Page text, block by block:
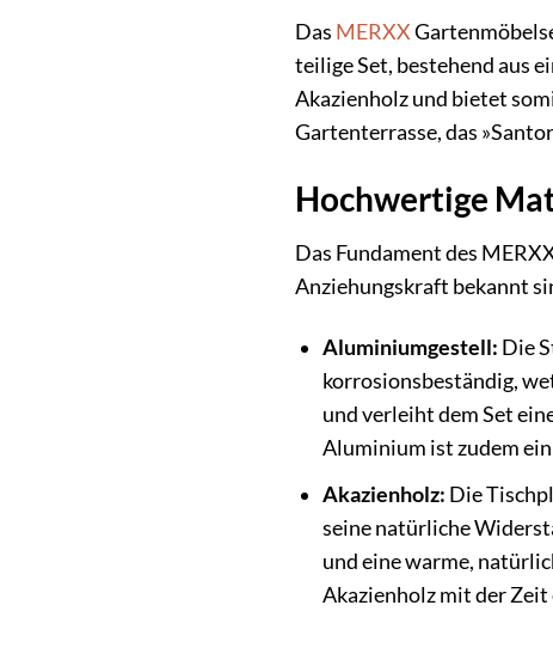
Das MERXX
teilige Set, bestehend aus
Akazienholz und bietet
Gartenterrasse, das
Hochwertige
Das Fundament des
Anziehungskraft bekannt
Aluminiumgestell: Die
korrosionsbeständig,
und verleiht dem Set
Aluminium ist zudem
Akazienholz: Die
seine natürliche
und eine warme,
Akazienholz mit der